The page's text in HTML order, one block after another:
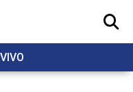
BUSCAR